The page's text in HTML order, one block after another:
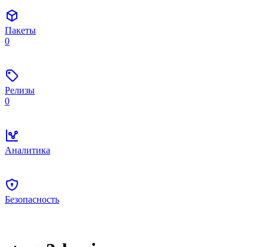
Пакеты
0
Релизы
0
Аналитика
Безопасность